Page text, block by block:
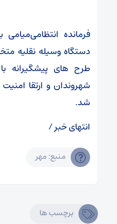
دستگاه وسیله نقلیه
طرح های پیشگیرانه
شهروندان و ارتقا
شد.
انتهای خبر /
منبع: مهر
برچسب ها